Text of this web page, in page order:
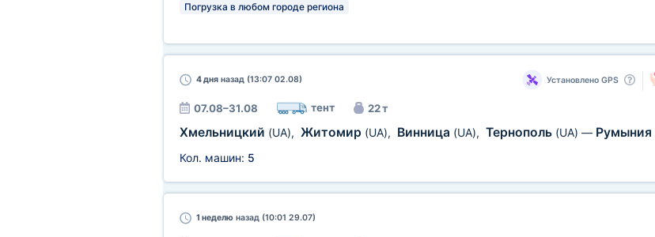
Погрузка в любом городе региона
4 дняназад (13:07 02.08) Установлено GPS
07.08–31.08 тент 22 т
Хмельницкий (UA), Житомир (UA), Винница (UA), Тернополь (UA) — Румыния
Кол. машин: 5
1 неделюназад (10:01 29.07)